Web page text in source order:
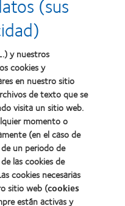
del
liderazgo
a
salud
y nuestros
cookies y
en nuestro sitio
de texto que se
visita un sitio web.
momento o
(en el caso de
un periodo de
las cookies de
cookies necesarias
sitio web (cookies
están activas y